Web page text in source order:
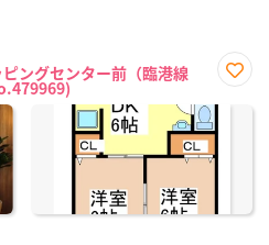
ングセンター前（臨港線
に入